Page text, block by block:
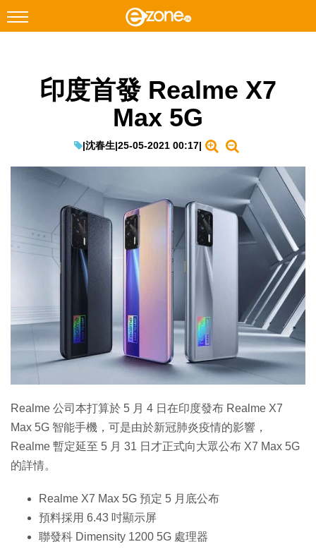
Facebook Instagram
遊戲動漫
IT Times
生成式AI與雲端應用
印度首發 Realme X7
Max 5G
|沈春生|25-05-2021 00:17|
Realme 公司本打算於 5 月 4 日在印度發布 Realme X7
Max 5G 智能手機，可是由於新冠肺炎疫情的影響，
Realme 暫定延至 5 月 31 日才正式向大眾公布 X7 Max 5G
的詳情。
Realme X7 Max 5G 預定 5 月底公布
預料採用 6.43 吋顯示屏
聯發科 Dimensity 1200 5G 處理器